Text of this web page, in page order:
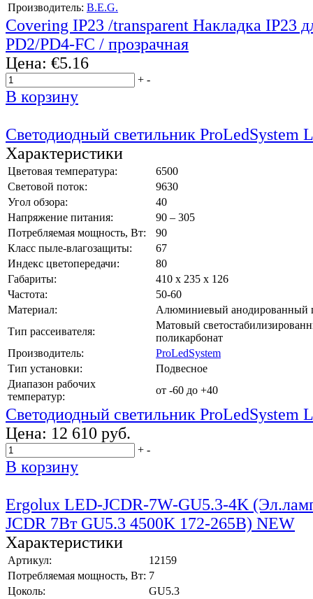
Производитель: B.E.G.
Covering IP23 /transparent Накладка IP23
PD2/PD4-FC / прозрачная
Цена: €5.16
+ -
В корзину
Светодиодный светильник ProLedSystem
Характеристики
Цветовая температура:
6500
Световой поток:
9630
Угол обзора:
40
Напряжение питания:
90 – 305
Потребляемая мощность, Вт:
90
Класс пыле-влагозащиты:
67
Индекс цветопередачи:
80
Габариты:
410 х 235 х 126
Частота:
50-60
Материал:
Алюминиевый анодированный
Тип рассеивателя:
Матовый
поликарбонат
Производитель:
ProLedSystem
Тип установки:
Подвесное
Диапазон рабочих
температур:
от -60 до +40
Светодиодный светильник ProLedSystem
Цена: 12 610 руб.
+ -
В корзину
Ergolux LED-JCDR-7W-GU5.3-4K
JCDR 7Вт GU5.3 4500K 172-265В) NEW
Характеристики
Артикул:
12159
Потребляемая мощность, Вт: 7
Цоколь:
GU5.3